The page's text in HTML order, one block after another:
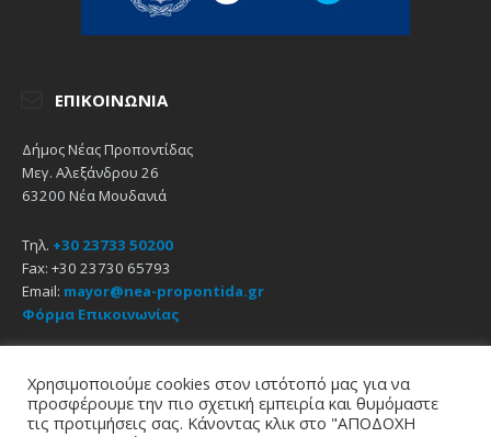
ΕΠΙΚΟΙΝΩΝΊΑ
Δήμος Νέας Προποντίδας
Μεγ. Αλεξάνδρου 26
63200 Νέα Μουδανιά
Τηλ. +30 23733 50200
Fax: +30 23730 65793
Email: mayor@nea-propontida.gr
Φόρμα Επικοινωνίας
EmailFacebookYouTube
Χρησιμοποιούμε cookies στον ιστότοπό μας για να
προσφέρουμε την πιο σχετική εμπειρία και θυμόμαστε
τις προτιμήσεις σας. Κάνοντας κλικ στο "ΑΠΟΔΟΧΗ